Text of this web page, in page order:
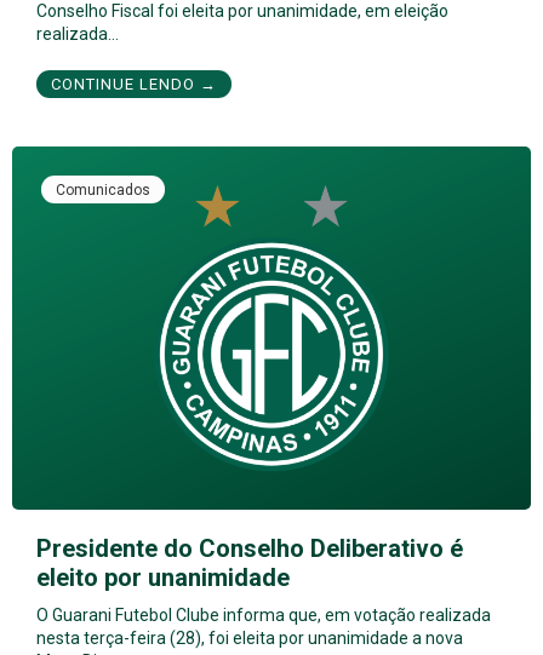
Conselho Fiscal foi eleita por unanimidade, em eleição
realizada…
CONTINUE LENDO →
Comunicados
Presidente do Conselho Deliberativo é
eleito por unanimidade
O Guarani Futebol Clube informa que, em votação realizada
nesta terça-feira (28), foi eleita por unanimidade a nova